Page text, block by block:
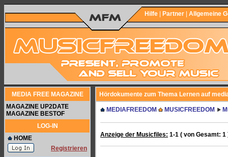
Hilfe Partner Allgemeine
MEDIA FREE MAGAZINE
MAGAZINE UP2DATE
MAGAZINE BESTOF
LOG-IN
HOME
Registrieren
Hördokumente zum Thema Lernen auf
MEDIAFREEDOM MUSICFREEDOM
Anzeige der Musicfiles: 1-1 ( von Gesamt: 1